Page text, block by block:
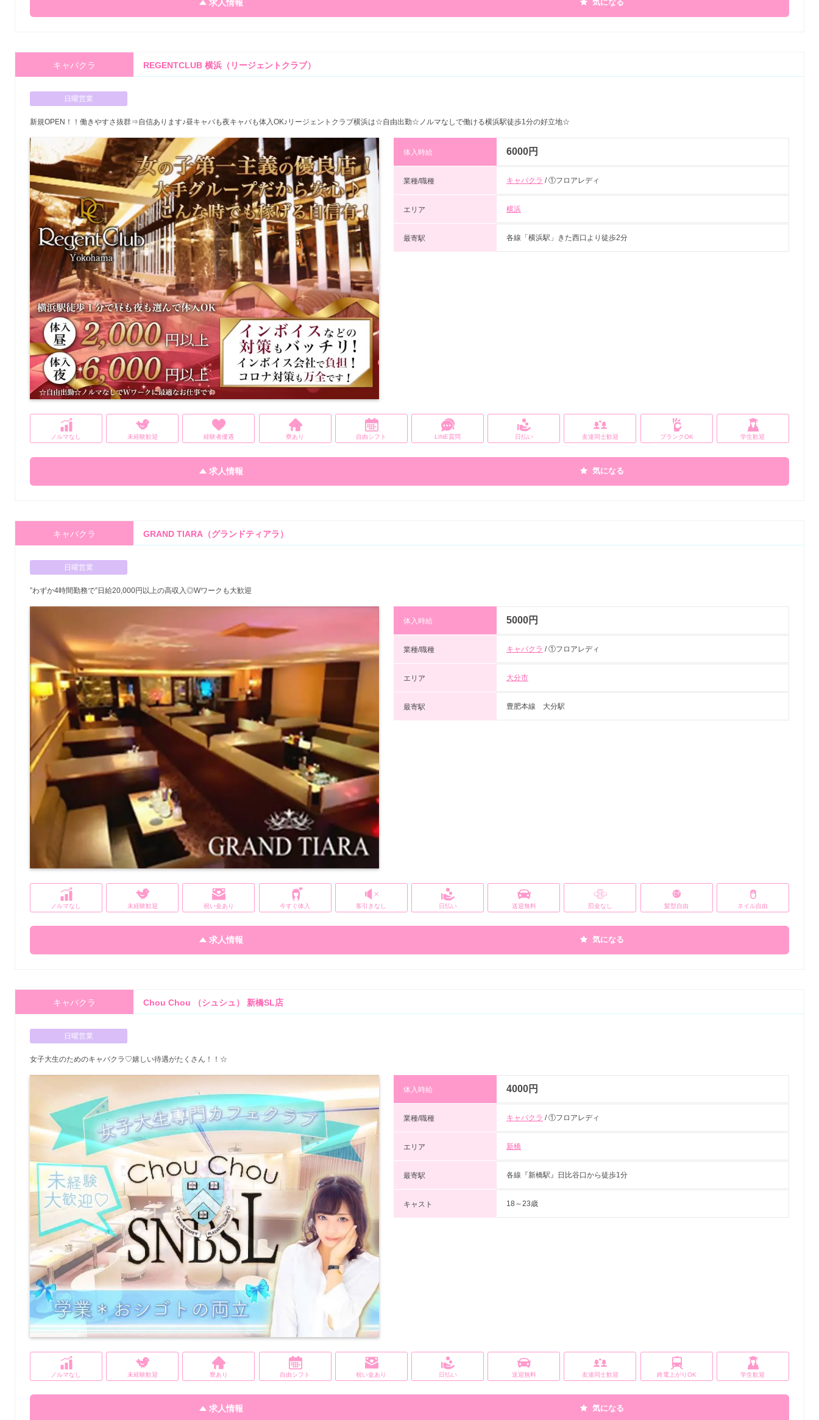
求人情報 気になる
キャバクラ REGENTCLUB 横浜（リージェントクラブ）
日曜営業
新規OPEN！！働きやすさ抜群⇒自信あります♪昼キャバも夜キャバも体入OK♪リージェントクラブ横浜は☆自由出勤☆ノルマなしで働ける横浜駅徒歩1分の好立地☆
体入時給 6000円
業種/職種 キャバクラ / ①フロアレディ
エリア 横浜
最寄駅 各線「横浜駅」きた西口より徒歩2分
ノルマなし 未経験歓迎 経験者優遇 寮あり 自由シフト LINE質問 日払い 友達同士歓迎 ブランクOK 学生歓迎
求人情報 気になる
キャバクラ GRAND TIARA（グランドティアラ）
日曜営業
”わずか4時間勤務で”日給20,000円以上の高収入◎Wワークも大歓迎
体入時給 5000円
業種/職種 キャバクラ / ①フロアレディ
エリア 大分市
最寄駅 豊肥本線 大分駅
ノルマなし 未経験歓迎 祝い金あり 今すぐ体入 客引きなし 日払い 送迎無料 罰金なし 髪型自由 ネイル自由
求人情報 気になる
キャバクラ Chou Chou （シュシュ） 新橋SL店
日曜営業
女子大生のためのキャバクラ♡嬉しい待遇がたくさん！！☆
体入時給 4000円
業種/職種 キャバクラ / ①フロアレディ
エリア 新橋
最寄駅 各線『新橋駅』日比谷口から徒歩1分
キャスト 18～23歳
ノルマなし 未経験歓迎 寮あり 自由シフト 祝い金あり 日払い 送迎無料 友達同士歓迎 終電上がりOK 学生歓迎
求人情報 気になる